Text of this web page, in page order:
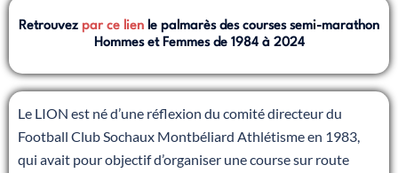
Retrouvez par ce lien le palmarès des courses semi-marathon
Hommes et Femmes de 1984 à 2024
Le LION est né d’une réflexion du comité directeur du
Football Club Sochaux Montbéliard Athlétisme en 1983,
qui avait pour objectif d’organiser une course sur route